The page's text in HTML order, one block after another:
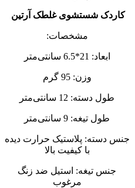
کاردک شستشوی غلطک آرتین
مشخصات:
ابعاد: 21*6.5 سانتی‌متر
وزن: 95 گرم
طول دسته: 12 سانتی‌متر
طول تیغه: 9 سانتی‌متر
جنس دسته: پلاستیک حرارت دیده
با کیفیت بالا
جنس تیغه: استیل ضد زنگ
مرغوب